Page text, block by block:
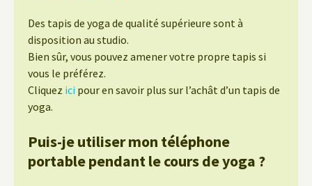
Des tapis de yoga de qualité supérieure sont à
disposition au studio.
Bien sûr, vous pouvez amener votre propre tapis si
vous le préférez.
Cliquez ici pour en savoir plus sur l’achât d’un tapis de
yoga.
Puis-je utiliser mon téléphone
portable pendant le cours de yoga ?